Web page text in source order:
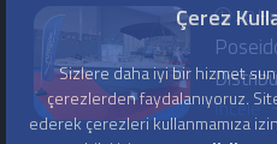
20
İncele
Çerez
Sizlere daha iyi bir hizmet
çerezlerden faydalanıyoruz.
ederek çerezleri kullanmamıza